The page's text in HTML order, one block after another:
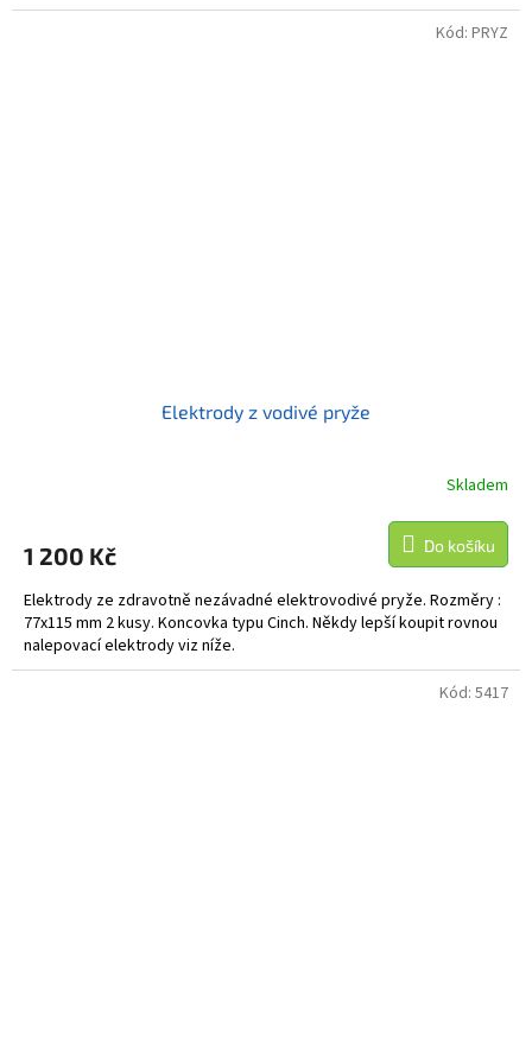
Elektrody z vodivé pryže
Skladem
1 200 Kč Do košíku
Elektrody ze zdravotně nezávadné elektrovodivé pryže. Rozměry :
77x115 mm 2 kusy. Koncovka typu Cinch. Někdy lepší koupit rovnou
nalepovací elektrody viz níže.
Kód: PRYZ
Kód: 5417